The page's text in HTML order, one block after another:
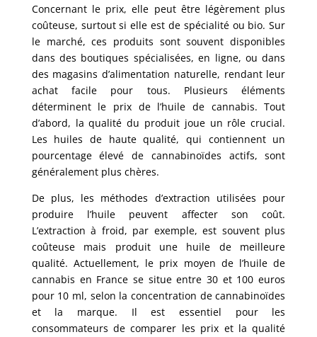
Concernant le prix, elle peut être légèrement plus
coûteuse, surtout si elle est de spécialité ou bio. Sur
le marché, ces produits sont souvent disponibles
dans des boutiques spécialisées, en ligne, ou dans
des magasins d’alimentation naturelle, rendant leur
achat facile pour tous. Plusieurs éléments
déterminent le prix de l’huile de cannabis. Tout
d’abord, la qualité du produit joue un rôle crucial.
Les huiles de haute qualité, qui contiennent un
pourcentage élevé de cannabinoïdes actifs, sont
généralement plus chères.
De plus, les méthodes d’extraction utilisées pour
produire l’huile peuvent affecter son coût.
L’extraction à froid, par exemple, est souvent plus
coûteuse mais produit une huile de meilleure
qualité. Actuellement, le prix moyen de l’huile de
cannabis en France se situe entre 30 et 100 euros
pour 10 ml, selon la concentration de cannabinoïdes
et la marque. Il est essentiel pour les
consommateurs de comparer les prix et la qualité